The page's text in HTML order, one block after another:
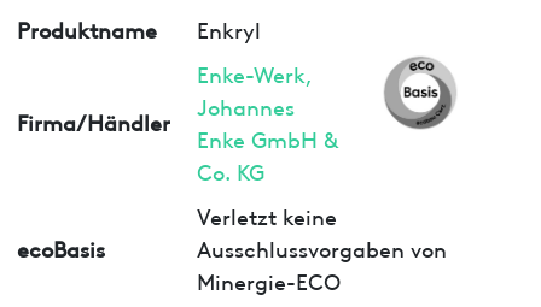
Produktname Enkryl
Firma/Händler
Enke-Werk,
Johannes
Enke GmbH &
Co. KG
ecoBasis
Verletzt keine
Ausschlussvorgaben von
Minergie-ECO